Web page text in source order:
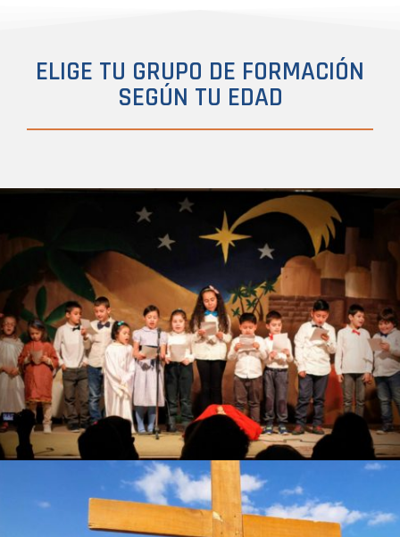
ELIGE TU GRUPO DE FORMACIÓN
SEGÚN TU EDAD